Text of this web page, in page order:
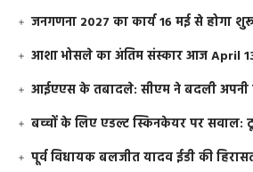
जनगणना 2027 का कार्य 16 मई से होगा
आशा भोसले का अंतिम संस्कार आजApril
आईएएस के तबादले: सीएम ने बदली अपनी
बच्चों के लिए एडल्ट स्किनकेयर पर
पूर्व विधायक बलजीत यादव ईडी की